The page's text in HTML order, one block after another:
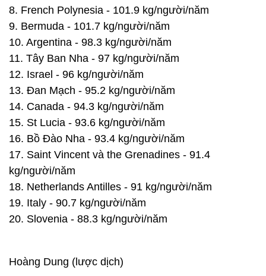
8. French Polynesia - 101.9 kg/người/năm
9. Bermuda - 101.7 kg/người/năm
10. Argentina - 98.3 kg/người/năm
11. Tây Ban Nha - 97 kg/người/năm
12. Israel - 96 kg/người/năm
13. Đan Mạch - 95.2 kg/người/năm
14. Canada - 94.3 kg/người/năm
15. St Lucia - 93.6 kg/người/năm
16. Bồ Đào Nha - 93.4 kg/người/năm
17. Saint Vincent và the Grenadines - 91.4
kg/người/năm
18. Netherlands Antilles - 91 kg/người/năm
19. Italy - 90.7 kg/người/năm
20. Slovenia - 88.3 kg/người/năm
Hoàng Dung (lược dịch)